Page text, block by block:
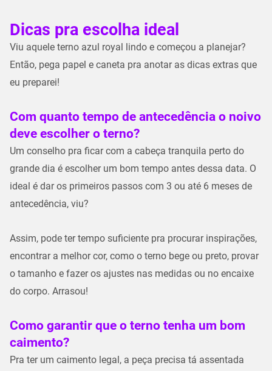
Dicas pra escolha ideal
Viu aquele terno azul royal lindo e começou a planejar?
Então, pega papel e caneta pra anotar as dicas extras que
eu preparei!
Com quanto tempo de antecedência o noivo
deve escolher o terno?
Um conselho pra ficar com a cabeça tranquila perto do
grande dia é escolher um bom tempo antes dessa data. O
ideal é dar os primeiros passos com 3 ou até 6 meses de
antecedência, viu?
Assim, pode ter tempo suficiente pra procurar inspirações,
encontrar a melhor cor, como o terno bege​ ou preto, provar
o tamanho e fazer os ajustes nas medidas ou no encaixe
do corpo. Arrasou!
Como garantir que o terno tenha um bom
caimento?
Pra ter um caimento legal, a peça precisa tá assentada